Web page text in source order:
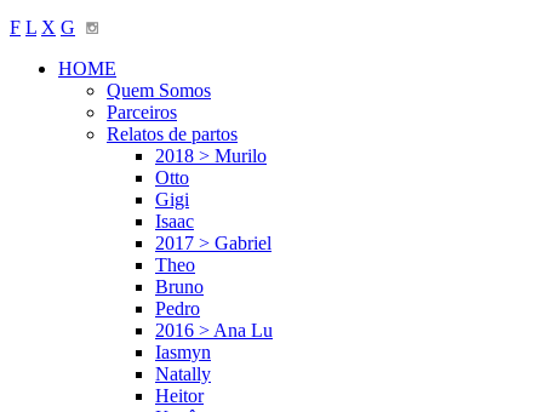
F L X G
HOME
Quem Somos
Parceiros
Relatos de partos
2018 > Murilo
Otto
Gigi
Isaac
2017 > Gabriel
Theo
Bruno
Pedro
2016 > Ana Lu
Iasmyn
Natally
Heitor